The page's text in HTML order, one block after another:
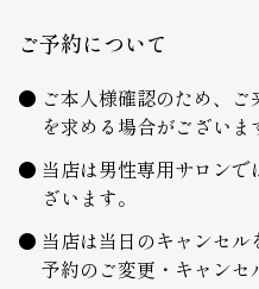
ご予約について
ご本人様確認のため、
を求める場合がございま
当店は男性専用サロン
ざいます。
当店は当日のキャンセ
予約のご変更・キャンセ